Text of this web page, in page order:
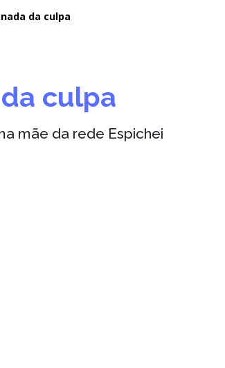
da culpa
culpa
mãe da rede Espichei